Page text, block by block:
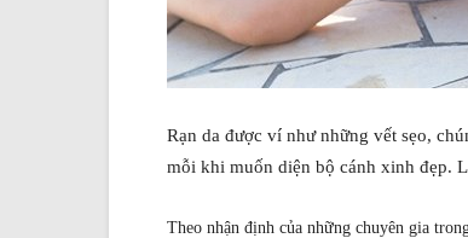
Rạn da được ví như những vết sẹo,
mỗi khi muốn diện bộ cánh xinh đẹp.
Theo nhận định của những chuyên gia